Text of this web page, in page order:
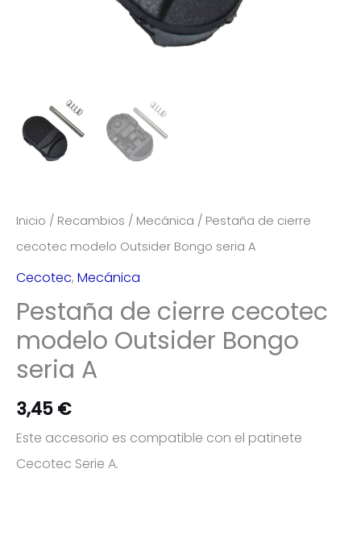
Inicio / Recambios / Mecánica / Pestaña de cierre
cecotec modelo Outsider Bongo seria A
Cecotec, Mecánica
Pestaña de cierre cecotec
modelo Outsider Bongo
seria A
3,45 €
Este accesorio es compatible con el patinete
Cecotec Serie A.